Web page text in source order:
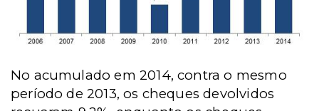
No acumulado em 2014, contra o mesmo
período de 2013, os cheques devolvidos